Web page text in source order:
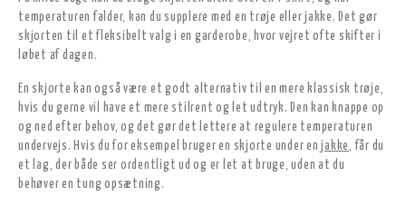
temperaturen falder, kan du supplere med en trøje eller jakke. Det gør
skjorten til et fleksibelt valg i en garderobe, hvor vejret ofte skifter i
løbet af dagen.
En skjorte kan også være et godt alternativ til en mere klassisk trøje,
hvis du gerne vil have et mere stilrent og let udtryk. Den kan knappe op
og ned efter behov, og det gør det lettere at regulere temperaturen
undervejs. Hvis du for eksempel bruger en skjorte under enjakke , får du
et lag, der både ser ordentligt ud og er let at bruge, uden at du
behøver en tung opsætning.